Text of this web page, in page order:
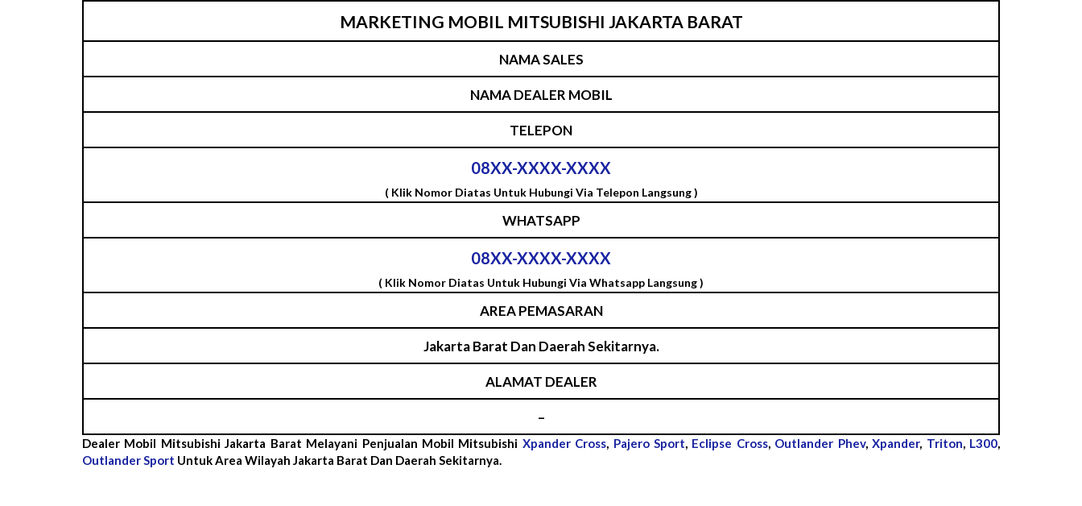
MARKETING MOBIL MITSUBISHI JAKARTA BARAT
NAMA SALES
NAMA DEALER MOBIL
TELEPON
08XX-XXXX-XXXX
( Klik Nomor Diatas Untuk Hubungi Via Telepon Langsung )
WHATSAPP
08XX-XXXX-XXXX
( Klik Nomor Diatas Untuk Hubungi Via Whatsapp Langsung )
AREA PEMASARAN
Jakarta Barat Dan Daerah Sekitarnya.
ALAMAT DEALER
–
Dealer Mobil Mitsubishi Jakarta Barat Melayani Penjualan Mobil Mitsubishi Xpander Cross, Pajero Sport, Eclipse Cross, Outlander Phev,Xpander, Triton, L300,
Outlander Sport Untuk Area Wilayah Jakarta Barat Dan Daerah Sekitarnya.